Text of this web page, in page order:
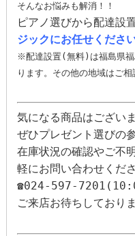
ピアノ選びから配達設
ジックにお任せくださ
※配達設置(無料)は福島県福
ります。その他の地域はご相
気になる商品はござい
ぜひプレゼント選びの
在庫状況の確認やご不
軽にお問い合わせくださ
☎024-597-
ご来店お待ちしており